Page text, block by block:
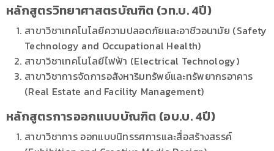
หลักสูตรวิทยาศาสตรบัณฑิต (วท.บ. 4ปี)
สาขาวิชาเทคโนโลยีความปลอดภัยและอาชีวอนามัย (Safety
Technology and Occupational Health)
สาขาวิชาเทคโนโลยีไฟฟ้า (Electrical Technology)
สาขาวิชาการจัดการอสังหาริมทรัพย์และทรัพยากรอาคาร
(Real Estate and Facility Management)
หลักสูตรการออกแบบบัณฑิต (อบ.บ. 4ปี)
สาขาวิชาการ ออกแบบนิทรรศการและสื่อสร้างสรรค์